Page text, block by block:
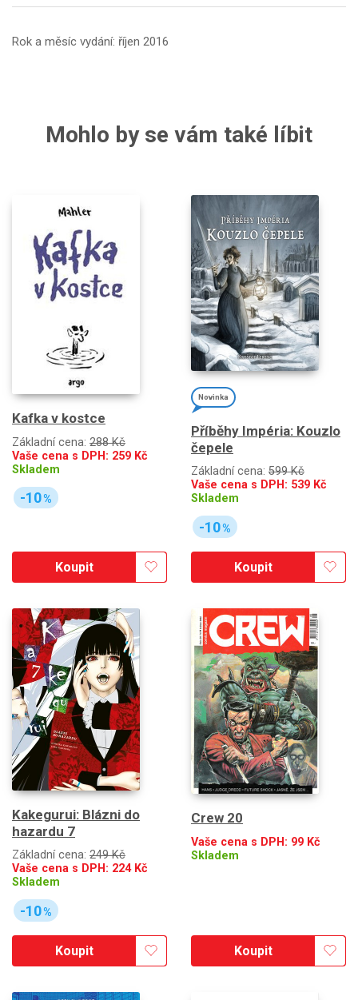
Rok a měsíc vydání: říjen 2016
Mohlo by se vám také líbit
Kafka v kostce
Základní cena: 288 Kč
Vaše cena s DPH: 259 Kč
Skladem
-10%
Koupit
Novinka
Příběhy Impéria: Kouzlo
čepele
Základní cena: 599 Kč
Vaše cena s DPH: 539 Kč
Skladem
-10%
Koupit
Kakegurui: Blázni do
hazardu 7
Základní cena: 249 Kč
Vaše cena s DPH: 224Kč
Skladem
-10%
Koupit
Crew 20
Vaše cena s DPH: 99 Kč
Skladem
Koupit